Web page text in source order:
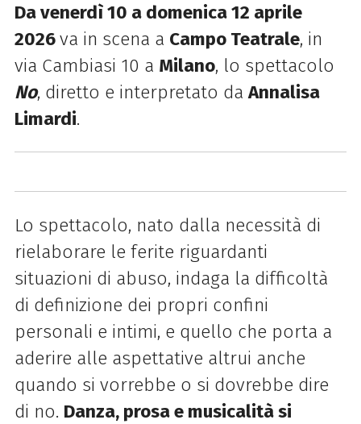
Da venerdì 10 a domenica 12 aprile
2026va in scena a Campo Teatrale, in
via Cambiasi 10 a Milano, lo spettacolo
No, diretto e interpretato daAnnalisa
Limardi.
Lo spettacolo, nato dalla necessità di
rielaborare le ferite riguardanti
situazioni di abuso, indaga la difficoltà
di definizione dei propri confini
personali e intimi, e quello che porta a
aderire alle aspettative altrui anche
quando si vorrebbe o si dovrebbe dire
di no. Danza, prosa e musicalità si